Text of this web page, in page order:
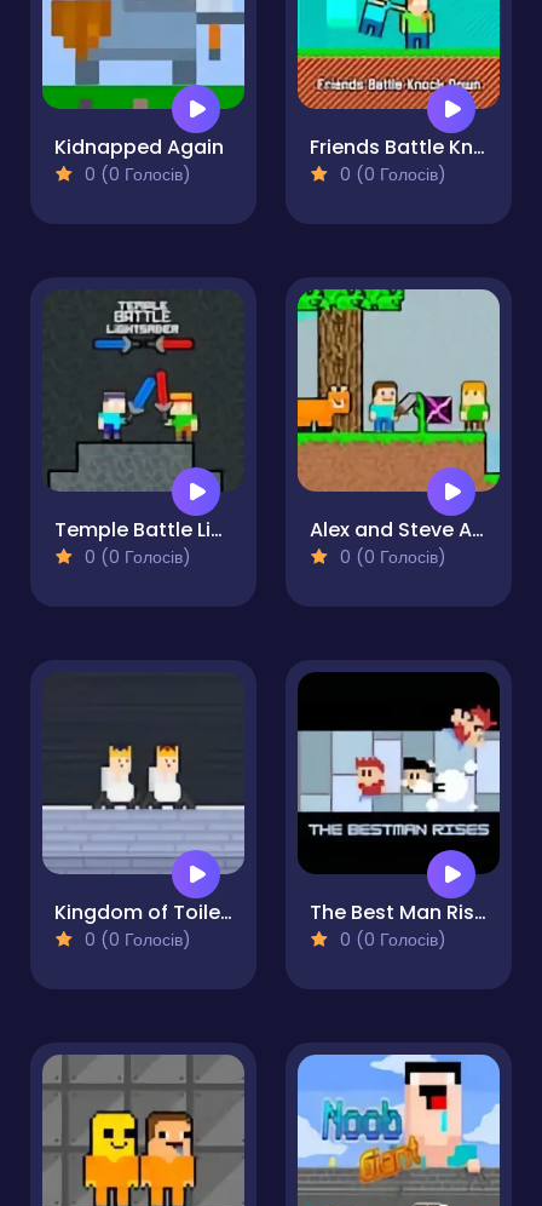
Kidnapped Again
0 (0 Голосів)
Friends Battle Knock Down
0 (0 Голосів)
Temple Battle Lightsaber
0 (0 Голосів)
Alex and Steve Adventures Saves
0 (0 Голосів)
Kingdom of Toilets
0 (0 Голосів)
The Best Man Rises
0 (0 Голосів)